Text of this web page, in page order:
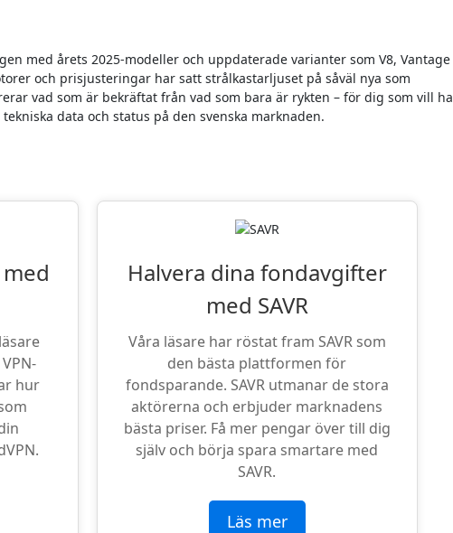
med årets 2025-modeller och uppdaterade varianter som V8, Vantage
och prisjusteringar har satt strålkastarljuset på såväl nya som
vad som är bekräftat från vad som bara är rykten – för dig som vill ha
tekniska data och status på den svenska marknaden.
hur
Halvera dina fondavgifter
med SAVR
Våra läsare har röstat fram SAVR som
den bästa plattformen för
fondsparande. SAVR utmanar de stora
aktörerna och erbjuder marknadens
bästa priser. Få mer pengar över till dig
själv och börja spara smartare med
SAVR.
Läs mer